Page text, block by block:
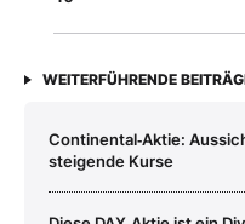
WEITERFÜHRENDE
Continental‑Aktie:
steigende Kurse